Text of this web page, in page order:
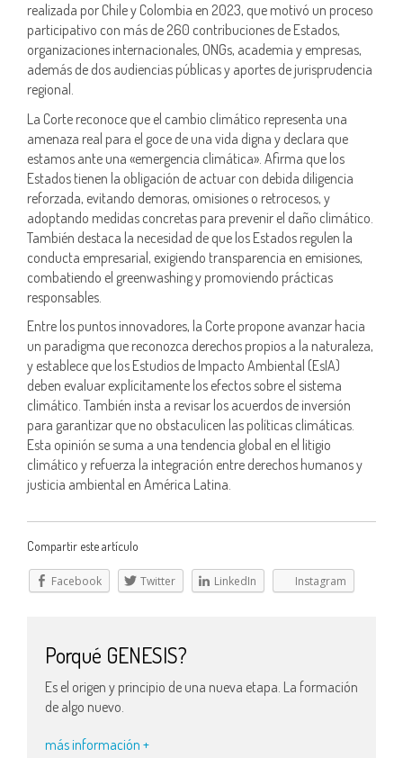
realizada por Chile y Colombia en 2023, que motivó un proceso
participativo con más de 260 contribuciones de Estados,
organizaciones internacionales, ONGs, academia y empresas,
además de dos audiencias públicas y aportes de jurisprudencia
regional.
La Corte reconoce que el cambio climático representa una
amenaza real para el goce de una vida digna y declara que
estamos ante una «emergencia climática». Afirma que los
Estados tienen la obligación de actuar con debida diligencia
reforzada, evitando demoras, omisiones o retrocesos, y
adoptando medidas concretas para prevenir el daño climático.
También destaca la necesidad de que los Estados regulen la
conducta empresarial, exigiendo transparencia en emisiones,
combatiendo el greenwashing y promoviendo prácticas
responsables.
Entre los puntos innovadores, la Corte propone avanzar hacia
un paradigma que reconozca derechos propios a la naturaleza,
y establece que los Estudios de Impacto Ambiental (EsIA)
deben evaluar explícitamente los efectos sobre el sistema
climático. También insta a revisar los acuerdos de inversión
para garantizar que no obstaculicen las políticas climáticas.
Esta opinión se suma a una tendencia global en el litigio
climático y refuerza la integración entre derechos humanos y
justicia ambiental en América Latina.
Compartir este artículo
Facebook Twitter LinkedIn Instagram
Porqué GENESIS?
Es el origen y principio de una nueva etapa. La formación
de algo nuevo.
más información +